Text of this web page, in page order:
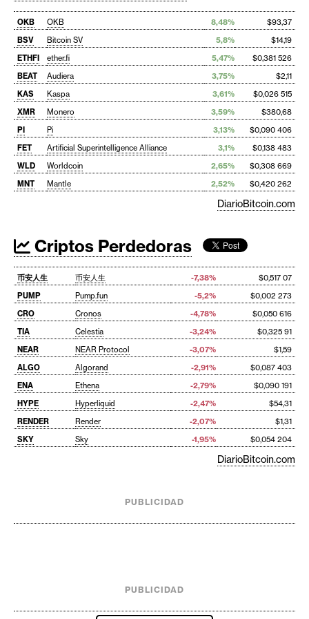
OKB OKB 8,48%
$93,37
BSV
Bitcoin SV 5,8%
$14,19
ETHFI
ether.fi 5,47%
$0,381 526
BEAT
Audiera 3,75%
$2,11
KAS
Kaspa 3,61%
$0,026 515
XMR
Monero 3,59%
$380,68
PI
Pi 3,13%
$0,090 406
FET
Artificial Superintelligence Alliance 3,1%
$0,138 483
WLD
Worldcoin 2,65%
$0,308 669
MNT
Mantle 2,52% $0,420 262
DiarioBitcoin.com
Criptos Perdedoras
币安人生 币安人生 -7,38%
$0,517 07
PUMP
Pump.fun -5,2%
$0,002 273
CRO
Cronos -4,78%
$0,050 616
TIA
Celestia -3,24%
$0,325 91
NEAR
NEAR Protocol -3,07%
$1,59
ALGO
Algorand -2,91%
$0,087 403
ENA
Ethena -2,79%
$0,090 191
HYPE
Hyperliquid -2,47%
$54,31
RENDER
Render -2,07%
$1,31
SKY
Sky -1,95% $0,054 204
DiarioBitcoin.com
PUBLICIDAD
PUBLICIDAD